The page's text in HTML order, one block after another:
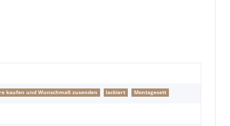
kaufen und Wunschmaß zusenden lackiert Montagesett